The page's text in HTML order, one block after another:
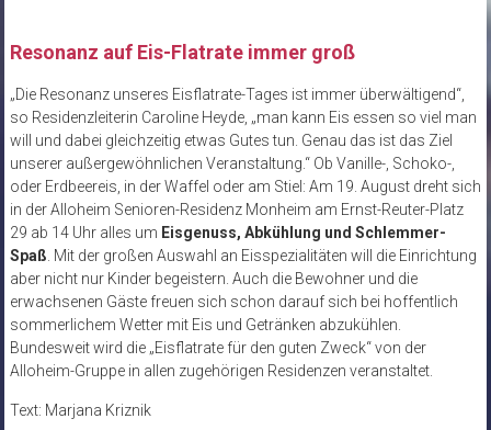
Resonanz auf Eis-Flatrate immer groß
„Die Resonanz unseres Eisflatrate-Tages ist immer überwältigend“,
so Residenzleiterin Caroline Heyde, „man kann Eis essen so viel man
will und dabei gleichzeitig etwas Gutes tun. Genau das ist das Ziel
unserer außergewöhnlichen Veranstaltung.“ Ob Vanille-, Schoko-,
oder Erdbeereis, in der Waffel oder am Stiel: Am 19. August dreht sich
in der Alloheim Senioren-Residenz Monheim am Ernst-Reuter-Platz
29 ab 14 Uhr alles um Eisgenuss, Abkühlung und Schlemmer-
Spaß . Mit der großen Auswahl an Eisspezialitäten will die Einrichtung
aber nicht nur Kinder begeistern. Auch die Bewohner und die
erwachsenen Gäste freuen sich schon darauf sich bei hoffentlich
sommerlichem Wetter mit Eis und Getränken abzukühlen.
Bundesweit wird die „Eisflatrate für den guten Zweck“ von der
Alloheim-Gruppe in allen zugehörigen Residenzen veranstaltet.
Text: Marjana Kriznik